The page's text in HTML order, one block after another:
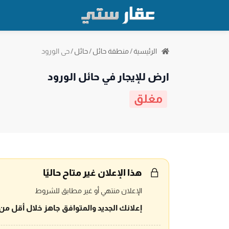
الرئيسية/منطقة حائل/حائل/حي الورود
ارض للإيجار في حائل الورود
مغلق
هذا الإعلان غير متاح حاليًا
الإعلان منتهي أو غير مطابق للشروط
إعلانك الجديد والمتوافق جاهز خلال أقل